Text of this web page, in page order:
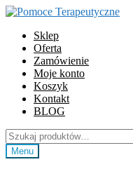
Przejdź
nawigacji
Przejdź
treści
Sklep
Oferta
Zamówienie
Moje konto
Koszyk
Kontakt
BLOG
Szukaj:
Menu